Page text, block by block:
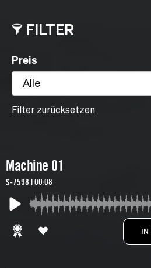
FILTER
Preis
Alle
Filter zurücksetzen
Machine 01
S-7598 | 00:08